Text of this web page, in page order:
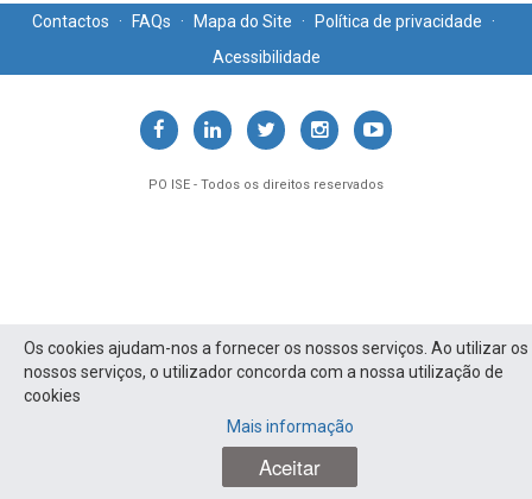
Os cookies ajudam-nos a fornecer os nossos serviços. Ao utilizar os
nossos serviços, o utilizador concorda com a nossa utilização de
cookies
Mais informação
Aceitar
Contactos · FAQs · Mapa do Site · Política de privacidade
·
Acessibilidade
PO ISE - Todos os direitos reservados